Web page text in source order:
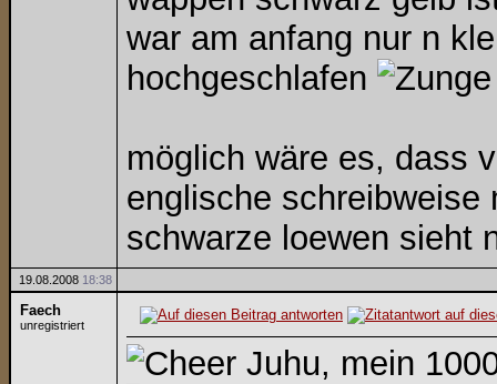
war am anfang nur n
hochgeschlafen
möglich wäre es, dass
englische
schwarze loewen sieht
19.08.2008 18:38
Faech
unregistriert
Juhu, mein